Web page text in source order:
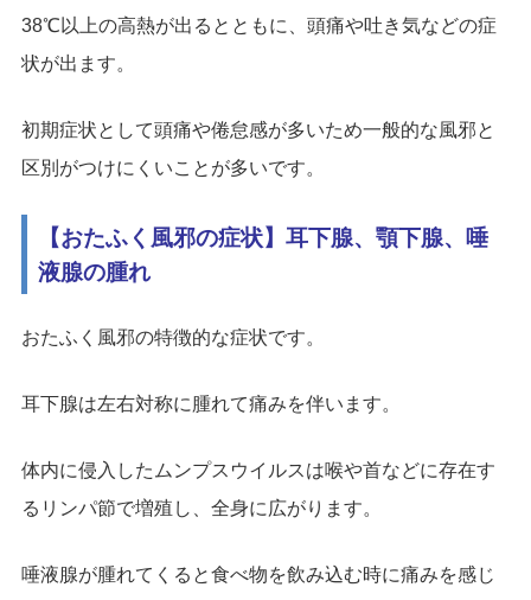
38℃以上の高熱が出るとともに、頭痛や吐き気などの症
状が出ます。
初期症状として頭痛や倦怠感が多いため一般的な風邪と
区別がつけにくいことが多いです。
【おたふく風邪の症状】耳下腺、顎下腺、唾
液腺の腫れ
おたふく風邪の特徴的な症状です。
耳下腺は左右対称に腫れて痛みを伴います。
体内に侵入したムンプスウイルスは喉や首などに存在す
るリンパ節で増殖し、全身に広がります。
唾液腺が腫れてくると食べ物を飲み込む時に痛みを感じ